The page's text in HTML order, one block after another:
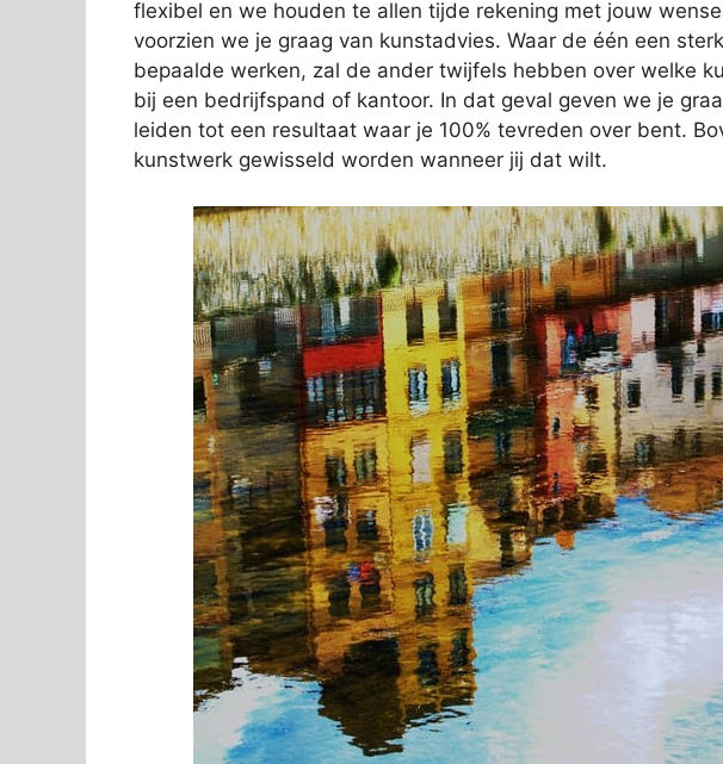
flexibel en we houden te allen tijde rekening met jouw
voorzien we je graag van kunstadvies. Waar de één een
bepaalde werken, zal de ander twijfels hebben over welke
bij een bedrijfspand of kantoor. In dat geval geven we je
leiden tot een resultaat waar je 100% tevreden over bent.
kunstwerk gewisseld worden wanneer jij dat wilt.